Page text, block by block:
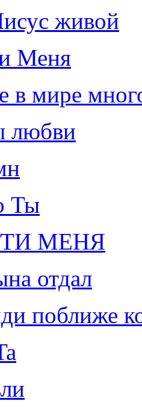
живой
Меня
в мире
любви
Ты
МЕНЯ
отдал
поближе